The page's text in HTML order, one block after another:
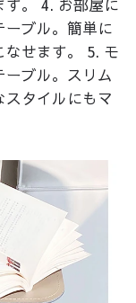
。 4. お部屋に
ーブル。簡単に
せます。 5. モ
ブル。スリム
タイルにもマ